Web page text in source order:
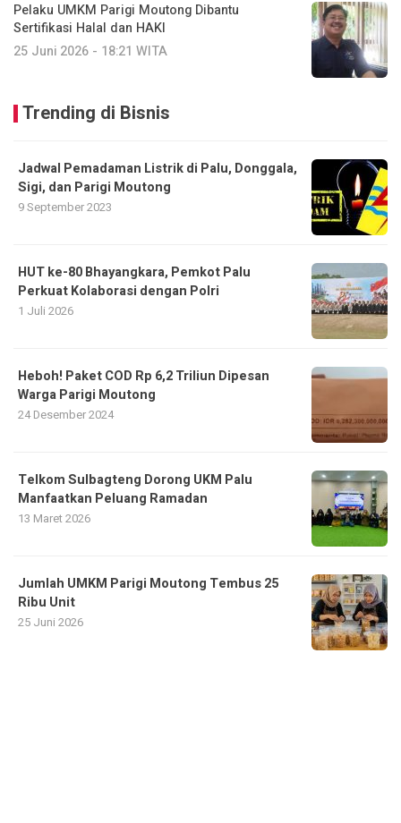
Pelaku UMKM Parigi Moutong Dibantu
Sertifikasi Halal dan HAKI
25 Juni 2026 - 18:21 WITA
Trending di Bisnis
Jadwal Pemadaman Listrik di Palu, Donggala,
Sigi, dan Parigi Moutong
9 September 2023
HUT ke-80 Bhayangkara, Pemkot Palu
Perkuat Kolaborasi dengan Polri
1 Juli 2026
Heboh! Paket COD Rp 6,2 Triliun Dipesan
Warga Parigi Moutong
24 Desember 2024
Telkom Sulbagteng Dorong UKM Palu
Manfaatkan Peluang Ramadan
13 Maret 2026
Jumlah UMKM Parigi Moutong Tembus 25
Ribu Unit
25 Juni 2026